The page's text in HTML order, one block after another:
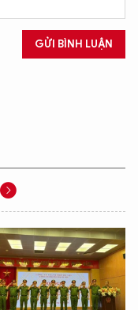
GỬI BÌNH LUẬN